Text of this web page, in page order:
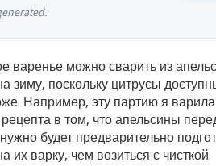
варенье можно сварить из
зиму, поскольку цитрусы
Например, эту партию я
в том, что апельсины
будет предварительно
их варку, чем возиться с чисткой.